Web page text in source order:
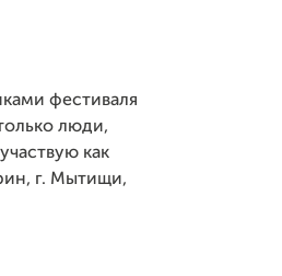
фестиваля
люди,
как
г. Мытищи,